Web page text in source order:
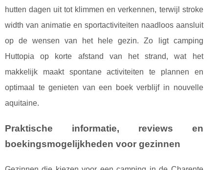
hutten dagen uit tot klimmen en verkennen, terwijl stroke
width van animatie en sportactiviteiten naadloos aansluit
op de wensen van het hele gezin. Zo ligt camping
Huttopia op korte afstand van het strand, wat het
makkelijk maakt spontane activiteiten te plannen en
optimaal te genieten van een boek verblijf in nouvelle
aquitaine.
Praktische informatie, reviews en
boekingsmogelijkheden voor gezinnen